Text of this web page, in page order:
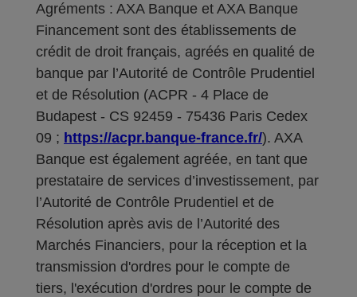
Agréments : AXA Banque et AXA Banque
Financement sont des établissements de
crédit de droit français, agréés en qualité de
banque par l’Autorité de Contrôle Prudentiel
et de Résolution (ACPR - 4 Place de
Budapest - CS 92459 - 75436 Paris Cedex
09 ; https://acpr.banque-france.fr/). AXA
Banque est également agréée, en tant que
prestataire de services d’investissement, par
l’Autorité de Contrôle Prudentiel et de
Résolution après avis de l’Autorité des
Marchés Financiers, pour la réception et la
transmission d'ordres pour le compte de
tiers, l'exécution d'ordres pour le compte de